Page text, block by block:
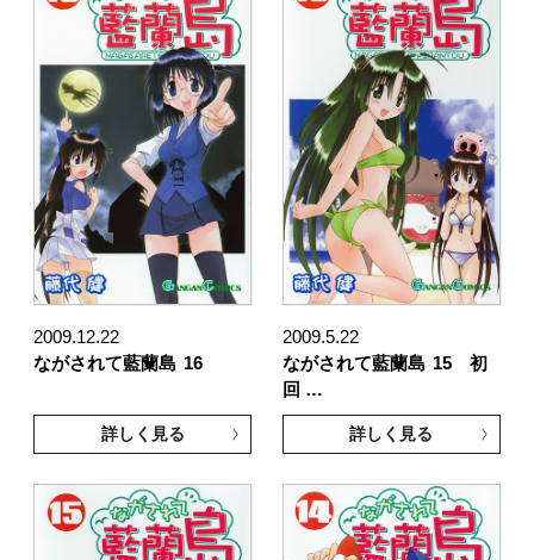
2009.12.22
ながされて藍蘭島 16
詳しく見る
2009.5.22
ながされて藍蘭島 15 初
回 …
詳しく見る